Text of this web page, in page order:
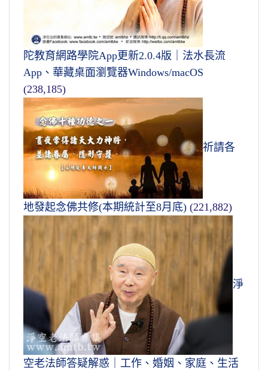
陀教育網路學院App更新2.0.4版｜法水長流
App、華藏桌面瀏覽器Windows/macOS
(238,185)
祈請各
地發起念佛共修(本期統計至8月底) (221,882)
淨
空老法師答疑解惑｜工作、婚姻、家庭、生活